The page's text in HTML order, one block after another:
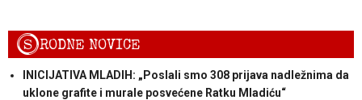
SRODNE NOVICE
INICIJATIVA MLADIH: „Poslali smo 308 prijava nadležnima da
uklone grafite i murale posvećene Ratku Mladiću“